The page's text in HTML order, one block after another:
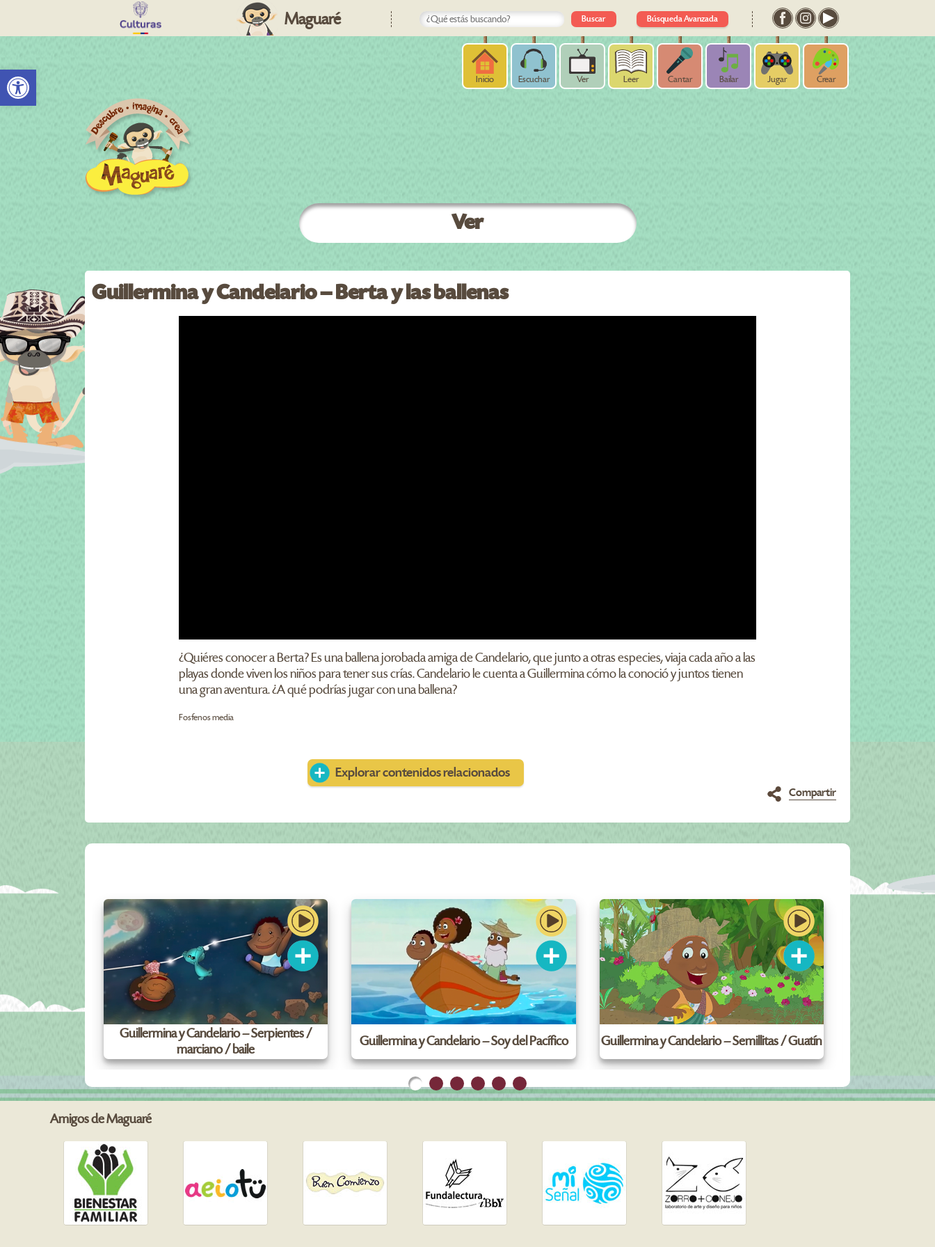
Abrir barra de herramientas
Maguaré Búsqueda Avanzada
Inicio Escuchar Ver Leer Cantar Bailar Jugar Crear
Ver
Guillermina y Candelario – Berta y las ballenas
¿Quiéres conocer a Berta? Es una ballena jorobada amiga de Candelario, que junto a otras especies, viaja cada año a las
playas donde viven los niños para tener sus crías. Candelario le cuenta a Guillermina cómo la conoció y juntos tienen
una gran aventura. ¿A qué podrías jugar con una ballena?
Fosfenos media
Explorar contenidos relacionados
Compartir
Guillermina y Candelario – Serpientes /
marciano / baile
Guillermina y Candelario – Soy del Pacífico Guillermina y Candelario – Semillitas / Guatín
Amigos de Maguaré